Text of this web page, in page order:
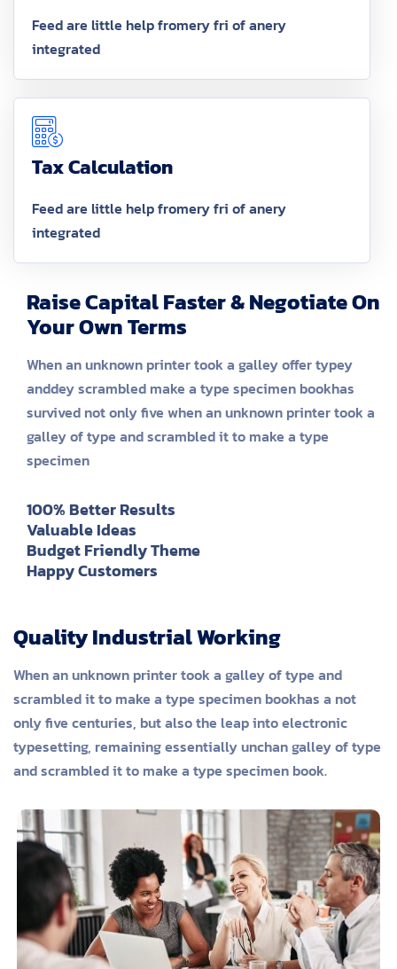
Feed are little help fromery fri of anery
integrated
Tax Calculation
Feed are little help fromery fri of anery
integrated
Raise Capital Faster & Negotiate On
Your Own Terms
When an unknown printer took a galley offer typey
anddey scrambled make a type specimen bookhas
survived not only five when an unknown printer took a
galley of type and scrambled it to make a type
specimen
100% Better Results
Valuable Ideas
Budget Friendly Theme
Happy Customers
Quality Industrial Working
When an unknown printer took a galley of type and
scrambled it to make a type specimen bookhas a not
only five centuries, but also the leap into electronic
typesetting, remaining essentially unchan galley of type
and scrambled it to make a type specimen book.